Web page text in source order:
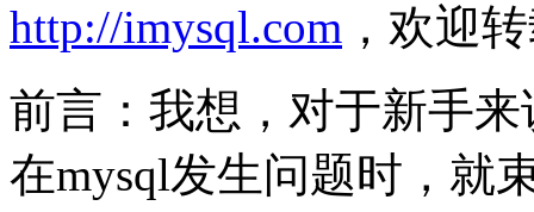
http://imysql.com ，欢迎
前言：我想，对于新手
在mysql发生问题时，就